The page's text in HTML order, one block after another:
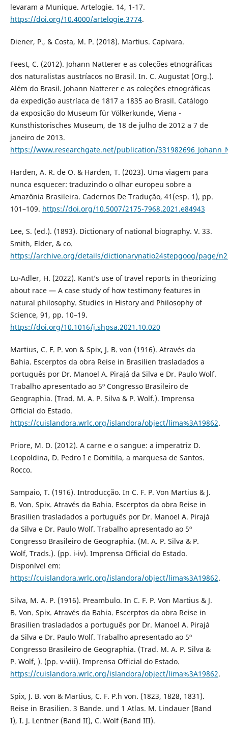
levaram a Munique. Artelogie. 14, 1-17.
https://doi.org/10.4000/artelogie.3774.
Diener, P., & Costa, M. P. (2018). Martius. Capivara.
Feest, C. (2012). Johann Natterer e as coleções etnográficas
dos naturalistas austríacos no Brasil. In. C. Augustat (Org.).
Além do Brasil. Johann Natterer e as coleções etnográficas
da expedição austríaca de 1817 a 1835 ao Brasil. Catálogo
da exposição do Museum für Völkerkunde, Viena -
Kunsthistorisches Museum, de 18 de julho de 2012 a 7 de
janeiro de 2013.
https://www.researchgate.net/publication/
Harden, A. R. de O. & Harden, T. (2023). Uma viagem para
nunca esquecer: traduzindo o olhar europeu sobre a
Amazônia Brasileira. Cadernos De Tradução, 41(esp. 1), pp.
101–109. https://doi.org/10.5007/2175-7968.2021.e84943
Lee, S. (ed.). (1893). Dictionary of national biography. V. 33.
Smith, Elder, & co.
https://archive.org/details/dictionarynatio24stepgoog/page/
Lu-Adler, H. (2022). Kant’s use of travel reports in theorizing
about race — A case study of how testimony features in
natural philosophy. Studies in History and Philosophy of
Science, 91, pp. 10–19.
https://doi.org/10.1016/j.shpsa.2021.10.020
Martius, C. F. P. von & Spix, J. B. von (1916). Através da
Bahia. Escerptos da obra Reise in Brasilien trasladados a
português por Dr. Manoel A. Pirajá da Silva e Dr. Paulo Wolf.
Trabalho apresentado ao 5º Congresso Brasileiro de
Geographia. (Trad. M. A. P. Silva & P. Wolf.). Imprensa
Official do Estado.
https://cuislandora.wrlc.org/islandora/object/lima%3A19862.
Priore, M. D. (2012). A carne e o sangue: a imperatriz D.
Leopoldina, D. Pedro I e Domitila, a marquesa de Santos.
Rocco.
Sampaio, T. (1916). Introducção. In C. F. P. Von Martius & J.
B. Von. Spix. Através da Bahia. Escerptos da obra Reise in
Brasilien trasladados a português por Dr. Manoel A. Pirajá
da Silva e Dr. Paulo Wolf. Trabalho apresentado ao 5º
Congresso Brasileiro de Geographia. (M. A. P. Silva & P.
Wolf, Trads.). (pp. i-iv). Imprensa Official do Estado.
Disponível em:
https://cuislandora.wrlc.org/islandora/object/lima%3A19862.
Silva, M. A. P. (1916). Preambulo. In C. F. P. Von Martius & J.
B. Von. Spix. Através da Bahia. Escerptos da obra Reise in
Brasilien trasladados a português por Dr. Manoel A. Pirajá
da Silva e Dr. Paulo Wolf. Trabalho apresentado ao 5º
Congresso Brasileiro de Geographia. (Trad. M. A. P. Silva &
P. Wolf, ). (pp. v-viii). Imprensa Official do Estado.
https://cuislandora.wrlc.org/islandora/object/lima%3A19862.
Spix, J. B. von & Martius, C. F. P.h von. (1823, 1828, 1831).
Reise in Brasilien. 3 Bande. und 1 Atlas. M. Lindauer (Band
I), I. J. Lentner (Band II), C. Wolf (Band III).